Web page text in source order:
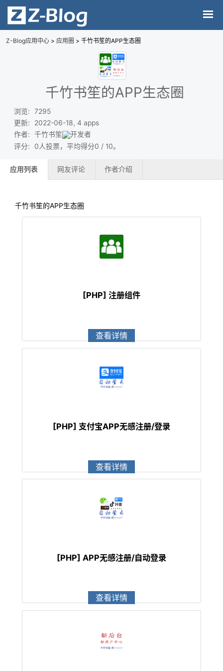
Z-Blog应用中心 > 应用圈 > 千竹书笙的APP生态圈
千竹书笙的APP生态圈
浏览:
7295
更新:
2022-06-18, 4 apps
作者:
千竹书笙
评分: 0人投票，平均得分0 / 10。
应用列表 网友评论 作者介绍
千竹书笙的APP生态圈
[PHP] 注册组件
查看详情
[PHP] 支付宝APP无感注册/登录
查看详情
[PHP] APP无感注册/自动登录
查看详情